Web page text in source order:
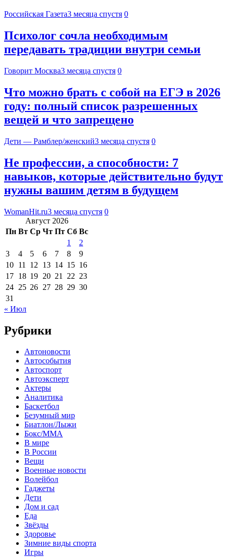
Российская Газета3 месяца спустя 0
Психолог сочла необходимым
передавать традиции внутри семьи
Говорит Москва3 месяца спустя 0
Что можно брать с собой на ЕГЭ в 2026
году: полный список разрешенных
вещей и что запрещено
Дети — Рамблер/женский3 месяца спустя 0
Не профессии, а способности: 7
навыков, которые действительно будут
нужны вашим детям в будущем
WomanHit.ru3 месяца спустя 0
Август 2026
Пн Вт Ср Чт Пт Сб Вс
1
2
3
4 5 6 7 8
9
10 11 12 13 14 15 16
17 18 19 20 21 22 23
24 25 26 27 28 29 30
31
« Июл
Рубрики
Автоновости
Автособытия
Автоспорт
Автоэксперт
Актеры
Аналитика
Баскетбол
Безумный мир
Биатлон/Лыжи
Бокс/MMA
В мире
В России
Вещи
Военные новости
Волейбол
Гаджеты
Дети
Дом и сад
Еда
Звёзды
Здоровье
Зимние виды спорта
Игры